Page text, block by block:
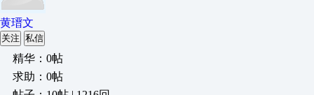
黄瑨文
关注 私信
精华：0帖
求助：0帖